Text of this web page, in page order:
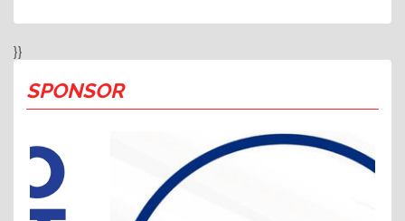
}}
SPONSOR